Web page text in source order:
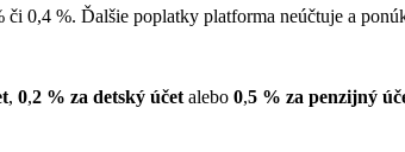
0,4 %. Ďalšie poplatky platforma neúčtuje a
, 0,2 % za detský účetalebo 0,5 % za penzijný